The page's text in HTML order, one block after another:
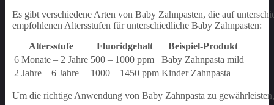
Es gibt verschiedene Arten von Baby Zahnpasten, die auf
empfohlenen Altersstufen für unterschiedliche Baby Zahnpasten:
Altersstufe
Fluoridgehalt
Beispiel-Produkt
6 Monate – 2 Jahre 500 – 1000 ppm
Baby Zahnpasta mild
2 Jahre – 6 Jahre
1000 – 1450 ppm Kinder Zahnpasta
Um die richtige Anwendung von Baby Zahnpasta zu